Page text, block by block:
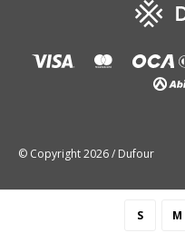
S M
© Copyright 2026 / Dufour